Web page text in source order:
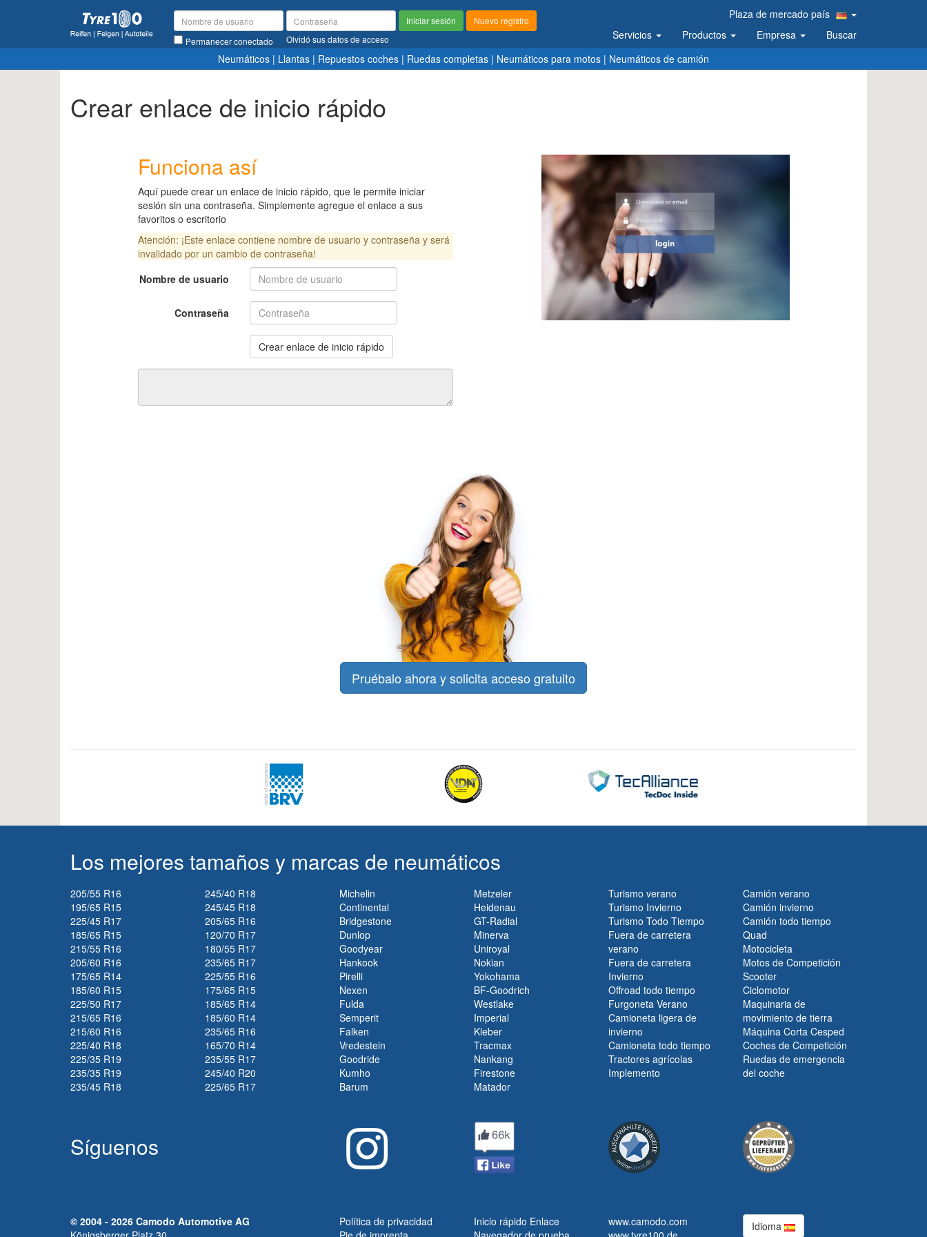
Permanecer conectado Olvidó sus datos de acceso
Iniciar sesión Nuevo registro
Plaza de mercado país
Servicios
Productos Empresa
Buscar
Neumáticos | Llantas | Repuestos coches | Ruedas completas | Neumáticos para motos | Neumáticos de camión
Crear enlace de inicio rápido
Funciona así
Aquí puede crear un enlace de inicio rápido, que le permite iniciar
sesión sin una contraseña. Simplemente agregue el enlace a sus
favoritos o escritorio
Atención: ¡Este enlace contiene nombre de usuario y contraseña y será
invalidado por un cambio de contraseña!
Nombre de usuario
Contraseña
Crear enlace de inicio rápido
Pruébalo ahora y solicita acceso gratuito
Los mejores tamaños y marcas de neumáticos
205/55 R16
195/65 R15
225/45 R17
185/65 R15
215/55 R16
205/60 R16
175/65 R14
185/60 R15
225/50 R17
215/65 R16
215/60 R16
225/40 R18
225/35 R19
235/35 R19
235/45 R18
245/40 R18
245/45 R18
205/65 R16
120/70 R17
180/55 R17
235/65 R17
225/55 R16
175/65 R15
185/65 R14
185/60 R14
235/65 R16
165/70 R14
235/55 R17
245/40 R20
225/65 R17
Michelin
Continental
Bridgestone
Dunlop
Goodyear
Hankook
Pirelli
Nexen
Fulda
Semperit
Falken
Vredestein
Goodride
Kumho
Barum
Metzeler
Heidenau
GT-Radial
Minerva
Uniroyal
Nokian
Yokohama
BF-Goodrich
Westlake
Imperial
Kleber
Tracmax
Nankang
Firestone
Matador
Turismo verano
Turismo Invierno
Turismo Todo Tiempo
Fuera de carretera
verano
Fuera de carretera
Invierno
Offroad todo tiempo
Furgoneta Verano
Camioneta ligera de
invierno
Camioneta todo tiempo
Tractores agrícolas
Implemento
Camión verano
Camión invierno
Camión todo tiempo
Quad
Motocicleta
Motos de Competición
Scooter
Ciclomotor
Maquinaria de
movimiento de tierra
Máquina Corta Cesped
Coches de Competición
Ruedas de emergencia
del coche
Síguenos
© 2004 - 2026 Camodo Automotive AG
Política de privacidad
Inicio rápido Enlace
www.camodo.com
Idioma